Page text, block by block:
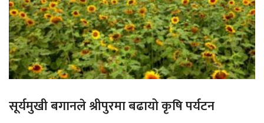
सूर्यमुखी बगानले श्रीपुरमा बढायो कृषि पर्यटन